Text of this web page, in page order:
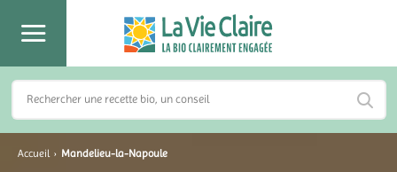
Accueil › Mandelieu-la-Napoule